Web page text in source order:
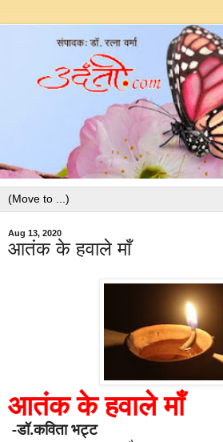
Aug 13, 2020
आतंक के हवाले माँ
आतंक के हवाले माँ
-डॉ.कविता भट्ट